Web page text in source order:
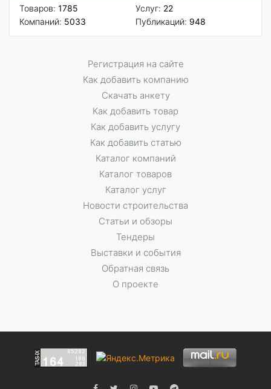
Товаров: 1785
Компаний: 5033
Услуг: 22
Публикаций: 948
Регистрация на сайте
Как добавить компанию
Скачать анкету
Как добавить товар
Как добавить услугу
Как добавить статью
Каталог компаний
Каталог товаров
Каталог услуг
Новости строительства
Статьи и обзоры
Тендеры
Выставки и события
Обратная связь
О проекте